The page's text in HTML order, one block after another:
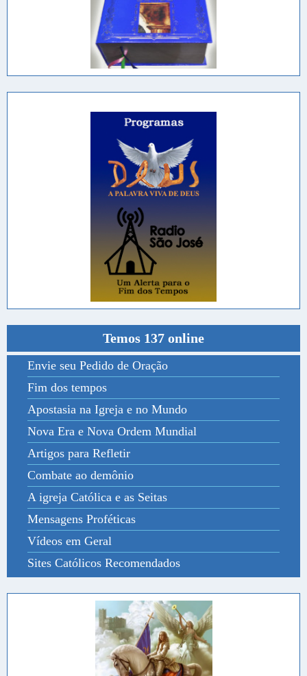
Temos 137 online
Envie seu Pedido de Oração
Fim dos tempos
Apostasia na Igreja e no Mundo
Nova Era e Nova Ordem Mundial
Artigos para Refletir
Combate ao demônio
A igreja Católica e as Seitas
Mensagens Proféticas
Vídeos em Geral
Sites Católicos Recomendados